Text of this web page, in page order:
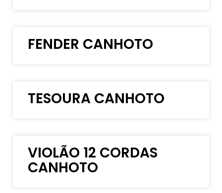
FENDER CANHOTO
TESOURA CANHOTO
VIOLÃO 12 CORDAS
CANHOTO